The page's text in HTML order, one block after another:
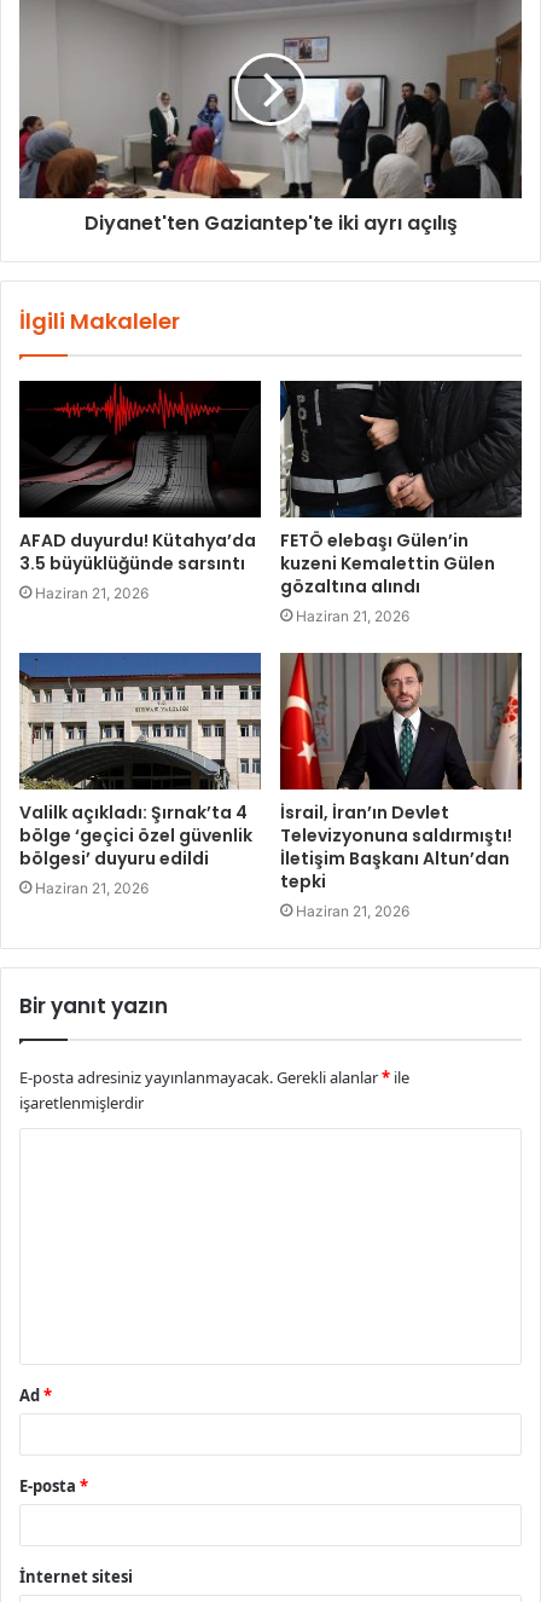
Diyanet'ten Gaziantep'te iki ayrı açılış
İlgili Makaleler
AFAD duyurdu! Kütahya’da
3.5 büyüklüğünde sarsıntı
Haziran 21, 2026
FETÖ elebaşı Gülen’in
kuzeni Kemalettin Gülen
gözaltına alındı
Haziran 21, 2026
Valilk açıkladı: Şırnak’ta 4
bölge ‘geçici özel güvenlik
bölgesi’ duyuru edildi
Haziran 21, 2026
İsrail, İran’ın Devlet
Televizyonuna saldırmıştı!
İletişim Başkanı Altun’dan
tepki
Haziran 21, 2026
Bir yanıt yazın
E-posta adresiniz yayınlanmayacak.Gerekli alanlar* ile
işaretlenmişlerdir
Ad*
E-posta *
İnternet sitesi